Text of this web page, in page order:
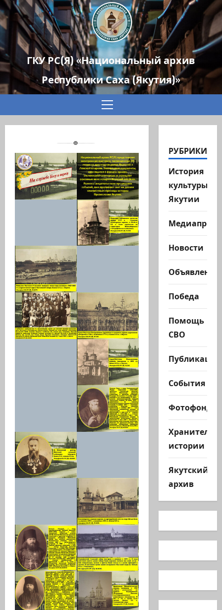
ГКУ РС(Я) «Национальный архив
Республики Саха (Якутия)»
Основное
РУБРИКИ
История
культуры
Якутии
Новости
Объявления
Победа
Помощь
СВО
Публикации
События
Фотофонд
Хранители
истории
Якутский
архив